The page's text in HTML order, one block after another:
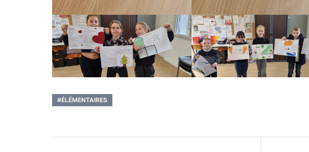
#ÉLÉMENTAIRES